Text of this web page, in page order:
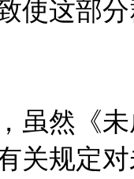
使这部
然《未
关规定